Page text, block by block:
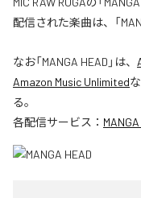
配信された楽曲は、「
なお「MANGA HEAD 」は、
Amazon Music Unlimited
る。
各配信サービス：